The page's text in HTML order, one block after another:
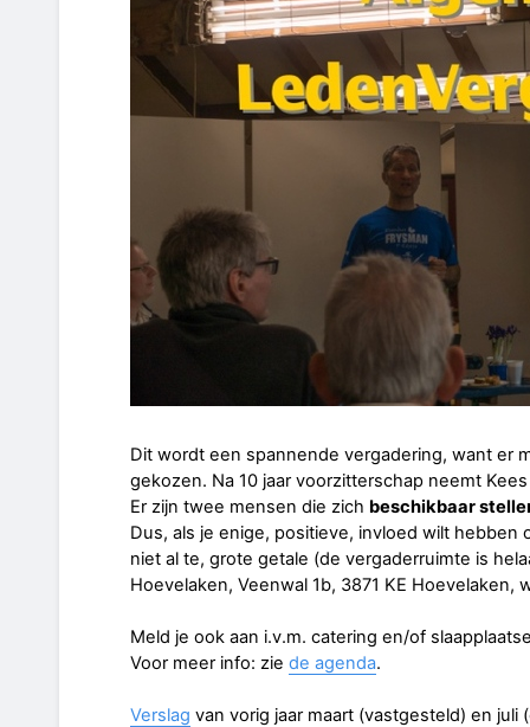
Dit wordt een spannende vergadering, want er
gekozen. Na 10 jaar voorzitterschap neemt
Er zijn twee mensen die zich beschikbaar
Dus, als je enige, positieve, invloed wilt hebben
niet al te, grote getale (de vergaderruimte is
Hoevelaken, Veenwal 1b, 3871 KE Hoevelaken,
Meld je ook aan i.v.m. catering en/of
Voor meer info: zie de agenda.
Verslag van vorig jaar maart (vastgesteld) en